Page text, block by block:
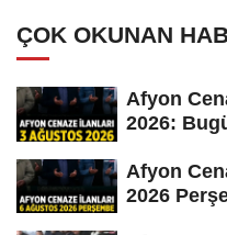
ÇOK OKUNAN
Afyon
2026:
Afyon
2026